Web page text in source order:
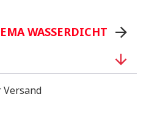
WASSERDICHT
Versand